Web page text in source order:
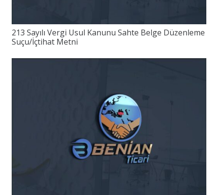
213 Sayılı Vergi Usul Kanunu Sahte Belge Düzenleme
Suçu/İçtihat Metni